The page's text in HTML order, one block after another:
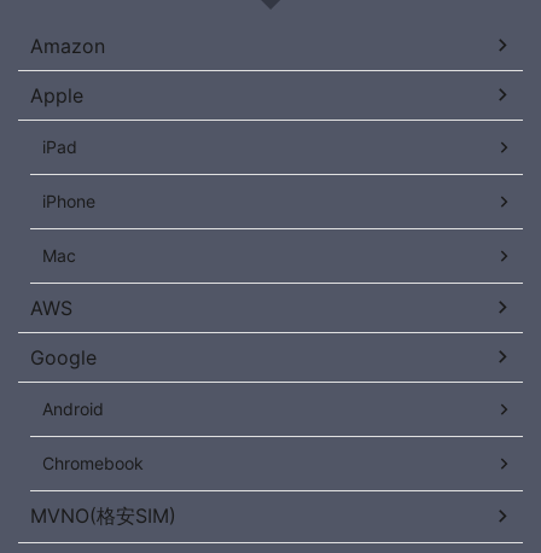
Amazon
Apple
iPad
iPhone
Mac
AWS
Google
Android
Chromebook
MVNO(格安SIM)